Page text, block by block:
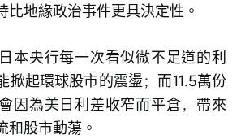
比地緣政治事件更具決定性。
本央行每一次看似微不足道的利
掀起環球股市的震盪；而11.5萬份
因為美日利差收窄而平倉，帶來
和股市動蕩。